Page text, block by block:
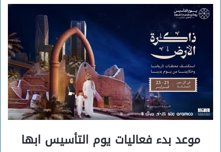
موعد بدء فعاليات يوم التأسيس ابها